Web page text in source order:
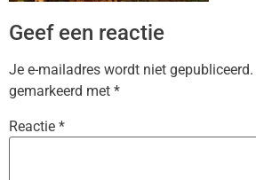
Geef een reactie
Je e-mailadres wordt niet gepubliceerd.
gemarkeerd met *
Reactie *